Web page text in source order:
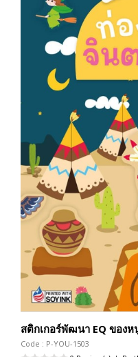
สติกเกอร์พัฒนา EQ ของ
Code : P-YOU-1503